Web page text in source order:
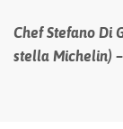
Chef Stefano Di
stella Michelin)